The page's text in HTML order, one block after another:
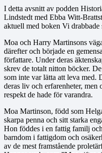
I detta avsnitt av podden
Lindstedt med Ebba Witt-
aktuell med boken Vi drabbade
Moa och Harry Martinsons
därefter och började en
författare. Under deras
skrev de totalt nitton böcker.
som inte var lätta att leva med.
deras liv och erfarenheter, men
respekt de hade för varandra.
Moa Martinson, född som
skarpa penna och sitt starka
Hon föddes i en fattig familj
barndom i fattigdom och
av de mest framstående